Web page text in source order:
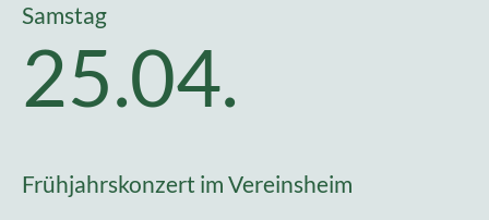
Samstag
25.04.
Frühjahrskonzert im Vereinsheim